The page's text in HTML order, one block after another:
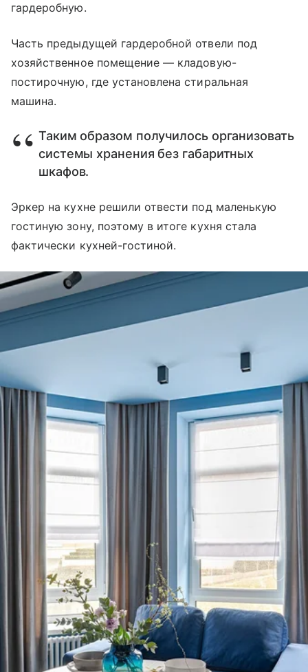
гардеробную.
Часть предыдущей гардеробной отвели под
хозяйственное помещение — кладовую-
постирочную, где установлена стиральная
машина.
Таким образом получилось организовать
системы хранения без габаритных
шкафов.
Эркер на кухне решили отвести под маленькую
гостиную зону, поэтому в итоге кухня стала
фактически кухней-гостиной.